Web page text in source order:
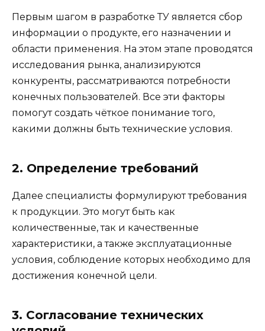
Первым шагом в разработке ТУ является сбор
информации о продукте, его назначении и
области применения. На этом этапе проводятся
исследования рынка, анализируются
конкуренты, рассматриваются потребности
конечных пользователей. Все эти факторы
помогут создать чёткое понимание того,
какими должны быть технические условия.
2. Определение требований
Далее специалисты формулируют требования
к продукции. Это могут быть как
количественные, так и качественные
характеристики, а также эксплуатационные
условия, соблюдение которых необходимо для
достижения конечной цели.
3. Согласование технических